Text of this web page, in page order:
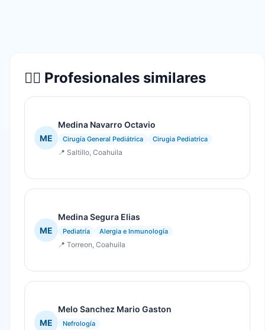
👨‍⚕️ Profesionales similares
ME
Medina Navarro Octavio
Cirugía General Pediátrica Cirugia Pediatrica
📍 Saltillo, Coahuila
ME
Medina Segura Elias
Pediatría Alergia e Inmunología
📍 Torreon, Coahuila
ME
Melo Sanchez Mario Gaston
Nefrología